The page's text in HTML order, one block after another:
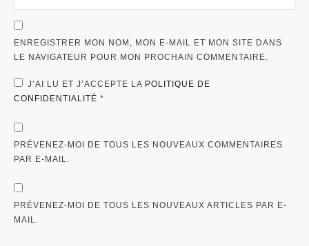
ENREGISTRER MON NOM, MON E-MAIL ET MON SITE DANS
LE NAVIGATEUR POUR MON PROCHAIN COMMENTAIRE.
J’AI LU ET J’ACCEPTE LA POLITIQUE DE
CONFIDENTIALITÉ *
PRÉVENEZ-MOI DE TOUS LES NOUVEAUX COMMENTAIRES
PAR E-MAIL.
PRÉVENEZ-MOI DE TOUS LES NOUVEAUX ARTICLES PAR E-
MAIL.